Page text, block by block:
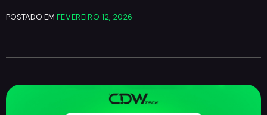
POSTADO EM FEVEREIRO 12, 2026